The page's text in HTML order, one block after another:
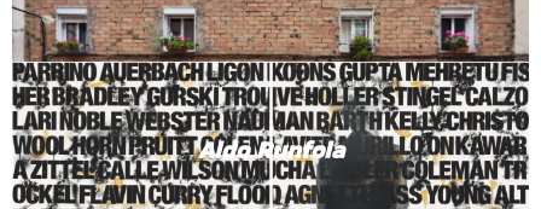
Aldo Runfola